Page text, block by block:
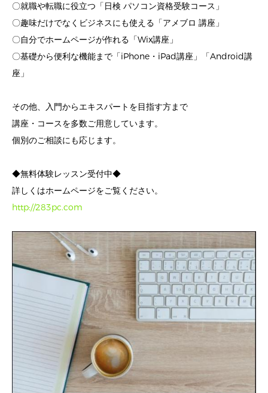
〇就職や転職に役立つ「日検 パソコン資格受験コース」
〇趣味だけでなくビジネスにも使える「アメブロ 講座」
〇自分でホームページが作れる「Wix講座」
〇基礎から便利な機能まで「iPhone・iPad講座」「Android講
座」
その他、入門からエキスパートを目指す方まで
講座・コースを多数ご用意しています。
個別のご相談にも応じます。
◆無料体験レッスン受付中◆
詳しくはホームページをご覧ください。
http://283pc.com